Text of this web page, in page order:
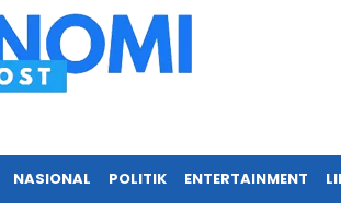
NASIONAL POLITIK ENTERTAINMENT